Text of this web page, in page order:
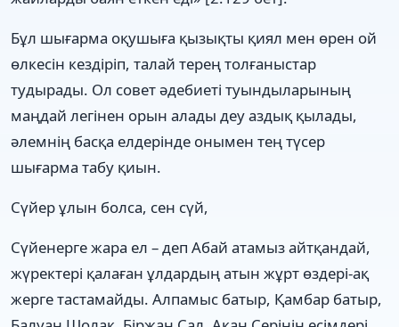
Бұл шығарма оқушыға қызықты қиял мен өрен ой
өлкесін кездіріп, талай терең толғаныстар
тудырады. Ол совет әдебиеті туындыларының
маңдай легінен орын алады деу аздық қылады,
әлемнің басқа елдерінде онымен тең түсер
шығарма табу қиын.
Сүйер ұлын болса, сен сүй,
Сүйенерге жара ел – деп Абай атамыз айтқандай,
жүректері қалаған ұлдардың атын жұрт өздері-ақ
жерге тастамайды. Алпамыс батыр, Қамбар батыр,